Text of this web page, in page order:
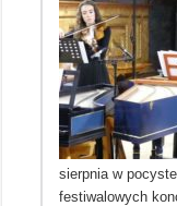
sierpnia w
festiwalowych